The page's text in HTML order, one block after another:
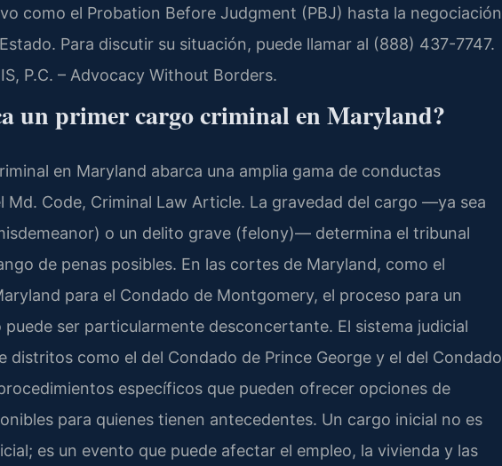
como el Probation Before Judgment (PBJ) hasta la negociación
Para discutir su situación, puede llamar al (888) 437-7747.
P.C. – Advocacy Without Borders.
un primer cargo criminal en Maryland?
en Maryland abarca una amplia gama de conductas
Md. Code, Criminal Law Article. La gravedad del cargo —ya sea
o un delito grave (felony)— determina el tribunal
de penas posibles. En las cortes de Maryland, como el
para el Condado de Montgomery, el proceso para un
puede ser particularmente desconcertante. El sistema judicial
distritos como el del Condado de Prince George y el del Condado
específicos que pueden ofrecer opciones de
para quienes tienen antecedentes. Un cargo inicial no es
es un evento que puede afectar el empleo, la vivienda y las